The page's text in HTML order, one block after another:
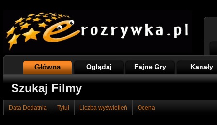
Główna Oglądaj Fajne Gry Kanały
Szukaj Filmy
Data Dodatnia Tytuł Liczba wyświetleń Ocena